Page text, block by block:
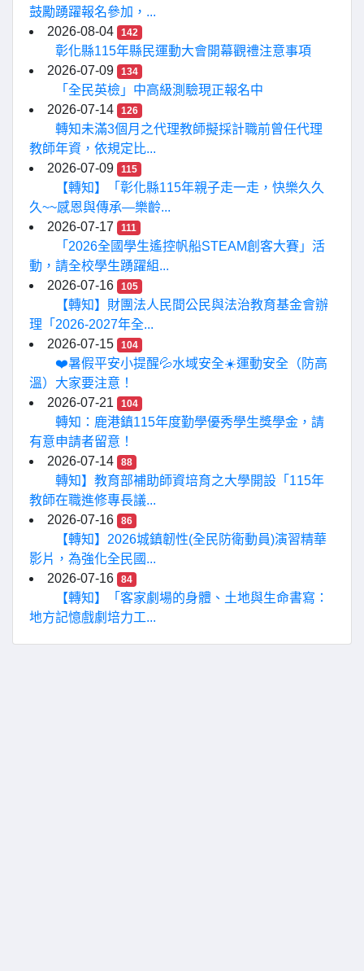
鼓勵踴躍報名參加，...
2026-08-04
142
彰化縣115年縣民運動大會開幕觀禮注意事項
2026-07-09
134
「全民英檢」中高級測驗現正報名中
2026-07-14
126
轉知未滿3個月之代理教師擬採計職前曾任代理
教師年資，依規定比...
2026-07-09
115
【轉知】「彰化縣115年親子走一走，快樂久久
久~~感恩與傳承—樂齡...
2026-07-17
111
「2026全國學生遙控帆船STEAM創客大賽」活
動，請全校學生踴躍組...
2026-07-16
105
【轉知】財團法人民間公民與法治教育基金會辦
理「2026-2027年全...
2026-07-15
104
❤️暑假平安小提醒💦水域安全☀️運動安全（防高
溫）大家要注意！
2026-07-21
104
轉知：鹿港鎮115年度勤學優秀學生獎學金，請
有意申請者留意！
2026-07-14
88
轉知】教育部補助師資培育之大學開設「115年
教師在職進修專長議...
2026-07-16
86
【轉知】2026城鎮韌性(全民防衛動員)演習精華
影片，為強化全民國...
2026-07-16
84
【轉知】「客家劇場的身體、土地與生命書寫：
地方記憶戲劇培力工...